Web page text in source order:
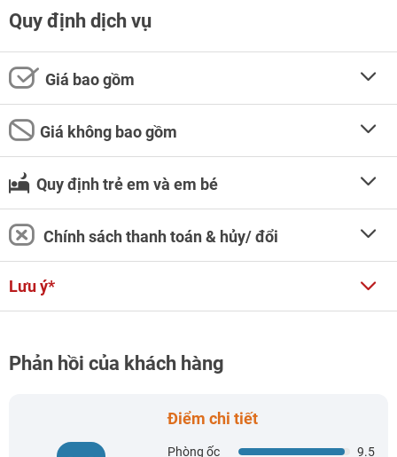
Quy định dịch vụ
Giá bao gồm
Giá không bao gồm
Quy định trẻ em và em bé
Chính sách thanh toán & hủy/ đổi
Lưu ý*
Phản hồi của khách hàng
Điểm chi tiết
Phòng ốc
9.5